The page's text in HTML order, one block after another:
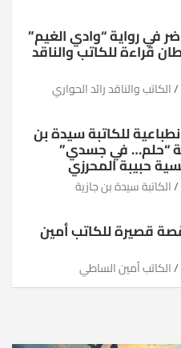
في رواية “وادي الغيم”
قراءة للكاتب والناقد
الكاتب والناقد رائد الحواري
للكاتبة سيدة بن
“حلم… في جسدي”
حبيبة المحرزي
الكاتبة سيدة بن جازية
قصيرة للكاتب أمين
الكاتب أمين الساطي